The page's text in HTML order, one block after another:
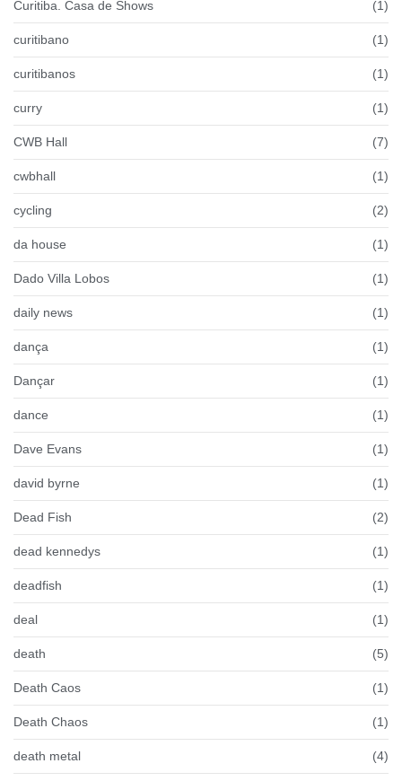
Curitiba. Casa de Shows (1)
curitibano (1)
curitibanos (1)
curry (1)
CWB Hall (7)
cwbhall (1)
cycling (2)
da house (1)
Dado Villa Lobos (1)
daily news (1)
dança (1)
Dançar (1)
dance (1)
Dave Evans (1)
david byrne (1)
Dead Fish (2)
dead kennedys (1)
deadfish (1)
deal (1)
death (5)
Death Caos (1)
Death Chaos (1)
death metal (4)